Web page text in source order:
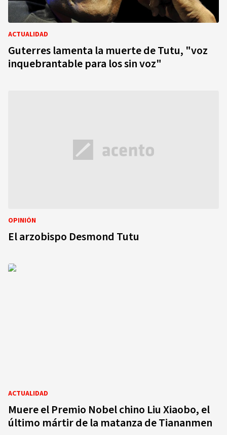
ACTUALIDAD
Guterres lamenta la muerte de Tutu, "voz
inquebrantable para los sin voz"
OPINIÓN
El arzobispo Desmond Tutu
ACTUALIDAD
Muere el Premio Nobel chino Liu Xiaobo, el
último mártir de la matanza de Tiananmen